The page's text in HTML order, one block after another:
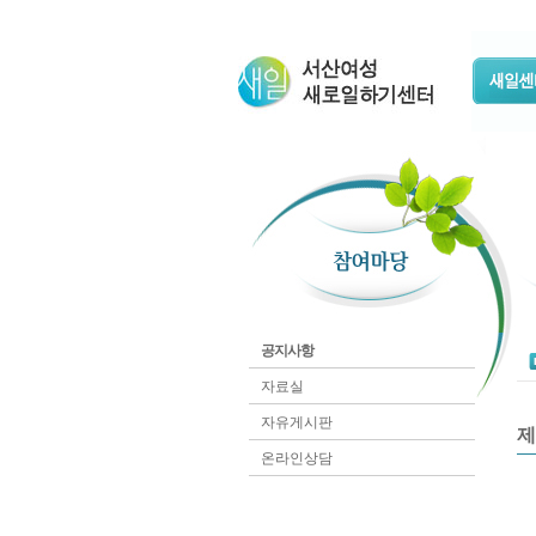
공지사항
자료실
자유게시판
온라인상담